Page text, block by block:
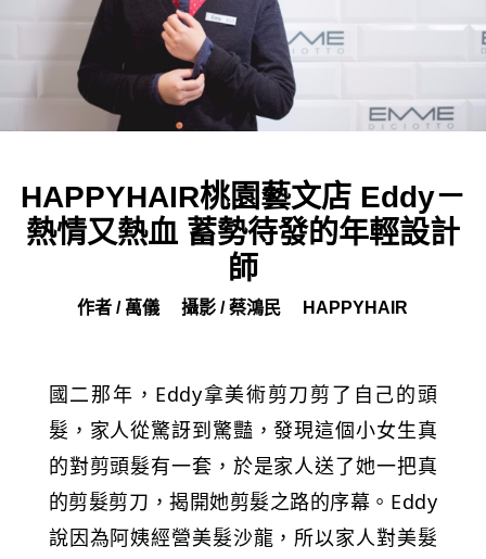
HAPPYHAIR桃園藝文店 Eddy－
熱情又熱血 蓄勢待發的年輕設計
師
作者 / 萬儀 攝影 / 蔡鴻民 HAPPYHAIR
國二那年，Eddy拿美術剪刀剪了自己的頭
髮，家人從驚訝到驚豔，發現這個小女生真
的對剪頭髮有一套，於是家人送了她一把真
的剪髮剪刀，揭開她剪髮之路的序幕。Eddy
說因為阿姨經營美髮沙龍，所以家人對美髮